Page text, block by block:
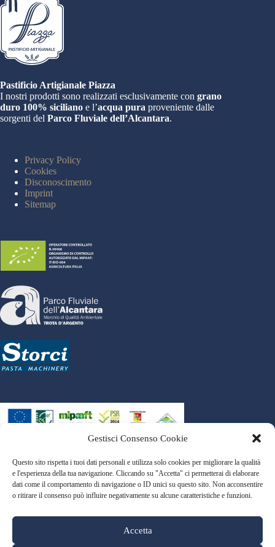
Gestisci Consenso Cookie
Questo sito rispetta i tuoi dati personali e utilizza solo cookies per migliorare la qualità
e l'esperienza della tua navigazione. Cliccando su "Accetta" ci permetterai di elaborare
dati come il comportamento di navigazione o ID unici su questo sito. Non acconsentire
o ritirare il consenso può influire negativamente su alcune caratteristiche e funzioni.
Accetta
Pastificio Artigianale Piazza
I nostri prodotti sono realizzati esclusivamente con grano
duro 100% siciliano e l’acqua pura proveniente dalle
sorgenti del Parco Fluviale dell’Alcantara.
Privacy Policy
Cookies
Disconoscimento
Imprint
Sitemap
Progetto finanziato nell’ambito del PSR Sicilia 2014/2020
Sottomisura 19.2 – Ambito 2
Azione PAL 2.2.1 – Codice Bando 42642
Atto di concessione: n. 20 del 27/07/2021 C.U.P.
F91B20001000004